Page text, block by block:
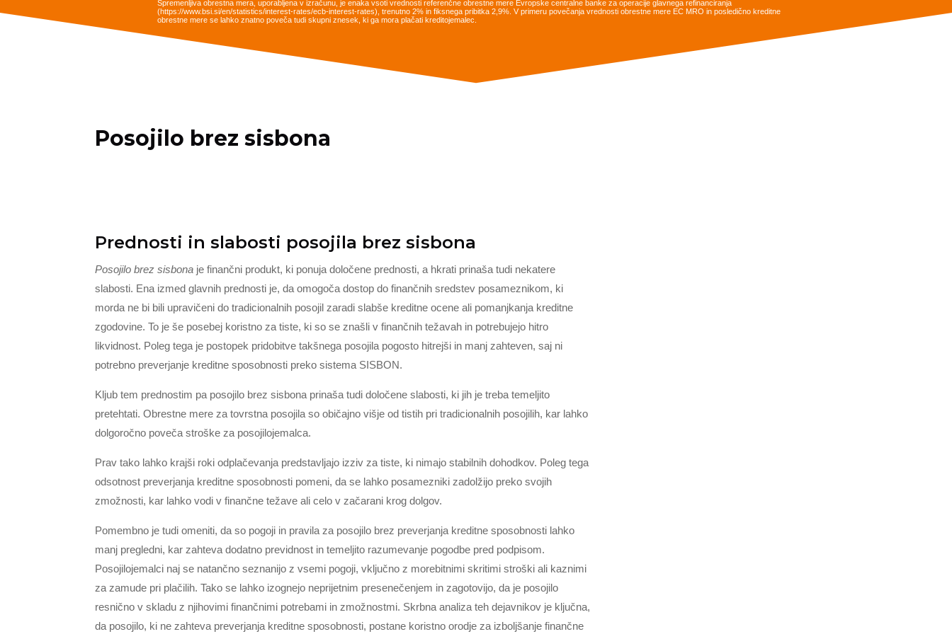
Spremenljiva obrestna mera, uporabljena v izračunu, je enaka vsoti vrednosti referenčne obrestne mere Evropske centralne banke za operacije glavnega refinanciranja
(https://www.bsi.si/en/statistics/interest-rates/ecb-interest-rates), trenutno 2% in fiksnega pribitka 2,9%. V primeru povečanja vrednosti obrestne mere EC MRO in posledično kreditne
obrestne mere se lahko znatno poveča tudi skupni znesek, ki ga mora plačati kreditojemalec.
Posojilo brez sisbona
Prednosti in slabosti posojila brez sisbona
Posojilo brez sisbona je finančni produkt, ki ponuja določene prednosti, a hkrati prinaša tudi nekatere
slabosti. Ena izmed glavnih prednosti je, da omogoča dostop do finančnih sredstev posameznikom, ki
morda ne bi bili upravičeni do tradicionalnih posojil zaradi slabše kreditne ocene ali pomanjkanja kreditne
zgodovine. To je še posebej koristno za tiste, ki so se znašli v finančnih težavah in potrebujejo hitro
likvidnost. Poleg tega je postopek pridobitve takšnega posojila pogosto hitrejši in manj zahteven, saj ni
potrebno preverjanje kreditne sposobnosti preko sistema SISBON.
Kljub tem prednostim pa posojilo brez sisbona prinaša tudi določene slabosti, ki jih je treba temeljito
pretehtati. Obrestne mere za tovrstna posojila so običajno višje od tistih pri tradicionalnih posojilih, kar lahko
dolgoročno poveča stroške za posojilojemalca.
Prav tako lahko krajši roki odplačevanja predstavljajo izziv za tiste, ki nimajo stabilnih dohodkov. Poleg tega
odsotnost preverjanja kreditne sposobnosti pomeni, da se lahko posamezniki zadolžijo preko svojih
zmožnosti, kar lahko vodi v finančne težave ali celo v začarani krog dolgov.
Pomembno je tudi omeniti, da so pogoji in pravila za posojilo brez preverjanja kreditne sposobnosti lahko
manj pregledni, kar zahteva dodatno previdnost in temeljito razumevanje pogodbe pred podpisom.
Posojilojemalci naj se natančno seznanijo z vsemi pogoji, vključno z morebitnimi skritimi stroški ali kaznimi
za zamude pri plačilih. Tako se lahko izognejo neprijetnim presenečenjem in zagotovijo, da je posojilo
resnično v skladu z njihovimi finančnimi potrebami in zmožnostmi. Skrbna analiza teh dejavnikov je ključna,
da posojilo, ki ne zahteva preverjanja kreditne sposobnosti, postane koristno orodje za izboljšanje finančne